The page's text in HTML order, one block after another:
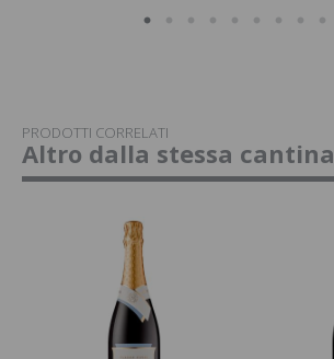
PRODOTTI CORRELATI
Altro dalla stessa cantina